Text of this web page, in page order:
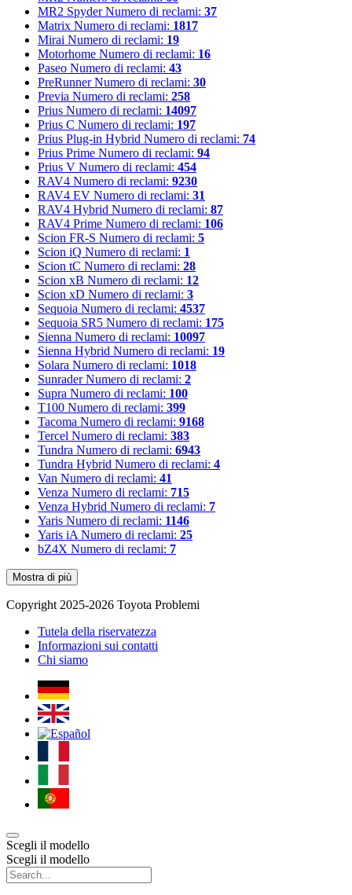
MR2 Spyder Numero di reclami: 37
Matrix Numero di reclami: 1817
Mirai Numero di reclami: 19
Motorhome Numero di reclami: 16
Paseo Numero di reclami: 43
PreRunner Numero di reclami: 30
Previa Numero di reclami: 258
Prius Numero di reclami: 14097
Prius C Numero di reclami: 197
Prius Plug-in Hybrid Numero di reclami: 74
Prius Prime Numero di reclami: 94
Prius V Numero di reclami: 454
RAV4 Numero di reclami: 9230
RAV4 EV Numero di reclami: 31
RAV4 Hybrid Numero di reclami: 87
RAV4 Prime Numero di reclami: 106
Scion FR-S Numero di reclami: 5
Scion iQ Numero di reclami: 1
Scion tC Numero di reclami: 28
Scion xB Numero di reclami: 12
Scion xD Numero di reclami: 3
Sequoia Numero di reclami: 4537
Sequoia SR5 Numero di reclami: 175
Sienna Numero di reclami: 10097
Sienna Hybrid Numero di reclami: 19
Solara Numero di reclami: 1018
Sunrader Numero di reclami: 2
Supra Numero di reclami: 100
T100 Numero di reclami: 399
Tacoma Numero di reclami: 9168
Tercel Numero di reclami: 383
Tundra Numero di reclami: 6943
Tundra Hybrid Numero di reclami: 4
Van Numero di reclami: 41
Venza Numero di reclami: 715
Venza Hybrid Numero di reclami: 7
Yaris Numero di reclami: 1146
Yaris iA Numero di reclami: 25
bZ4X Numero di reclami: 7
Mostra di più
Copyright 2025-2026 Toyota Problemi
Tutela della riservatezza
Informazioni sui contatti
Chi siamo
Scegli il modello
Scegli il modello